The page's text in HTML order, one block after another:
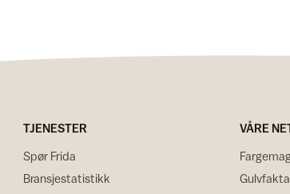
TJENESTER
Spør Frida
Bransjestatistikk
VÅRE
Gulvfakta